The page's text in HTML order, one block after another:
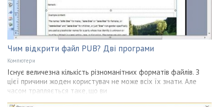
Чим відкрити файл PUB? Дві програми
Компютери
Існує величезна кількість різноманітних форматів файлів. З
цієї причини жоден користувач не може всіх їх знати. Але
часом трапляється таке, що ви